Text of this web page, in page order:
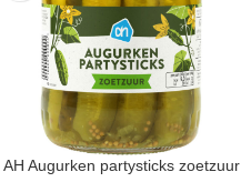
AH Augurken partysticks zoetzuur